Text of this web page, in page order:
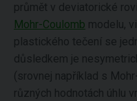
průmět v deviatorické
Mohr-Coulomb modelu,
plastického tečení se
důsledkem je
(srovnej například s
různých hodnotách úhlu